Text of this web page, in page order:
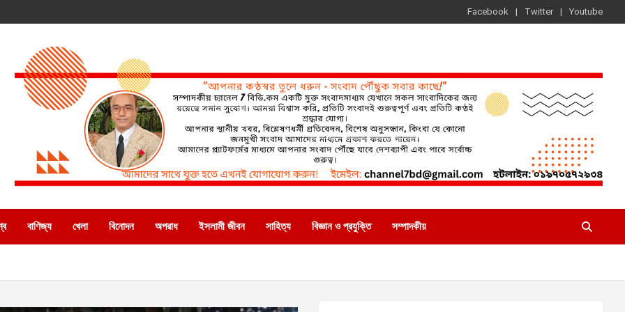
Facebook Twitter Youtube
বাণিজ্য খেলা বিনোদন অপরাধ ইসলামী জীবন সাহিত্য বিজ্ঞান ও প্রযুক্তি সম্পাদকীয়